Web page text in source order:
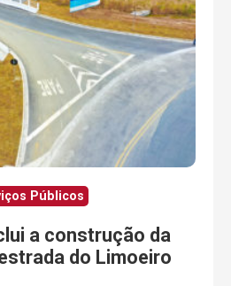
Públicos
a construção da
do Limoeiro